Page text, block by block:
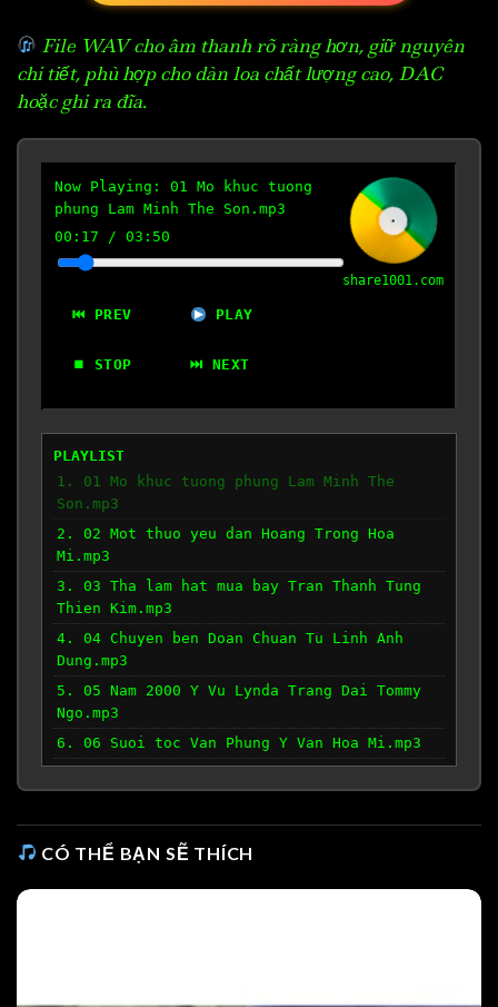
File WAV cho âm thanh rõ ràng hơn, giữ nguyên
chi tiết, phù hợp cho dàn loa chất lượng cao, DAC
hoặc ghi ra đĩa.
Now Playing: 01 Mo khuc tuong
phung Lam Minh The Son.mp3
00:17 / 03:50
⏮ PREV PLAY
⏹ STOP ⏭ NEXT
share1001.com
PLAYLIST
1. 01 Mo khuc tuong phung Lam Minh The
Son.mp3
2. 02 Mot thuo yeu dan Hoang Trong Hoa
Mi.mp3
3. 03 Tha lam hat mua bay Tran Thanh Tung
Thien Kim.mp3
4. 04 Chuyen ben Doan Chuan Tu Linh Anh
Dung.mp3
5. 05 Nam 2000 Y Vu Lynda Trang Dai Tommy
Ngo.mp3
6. 06 Suoi toc Van Phung Y Van Hoa Mi.mp3
7. 07 Rong choi cuoi troi quen lang Hoang
Thi Tho Thien Kim.mp3
8. 08 Mong ban dau Hoang Trong Ho Dinh
Phuong Hoa Mi.mp3
CÓ THỂ BẠN SẼ THÍCH